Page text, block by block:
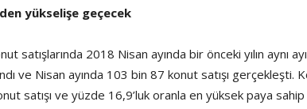
yükselişe geçecek
satışlarında 2018 Nisan ayında bir önceki yılın aynı
ve Nisan ayında 103 bin 87 konut satışı gerçekleşti.
satışı ve yüzde 16,9’luk oranla en yüksek paya sahip